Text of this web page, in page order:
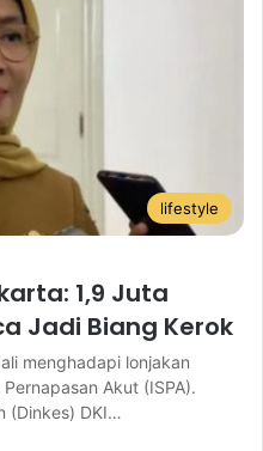
lifestyle
1,9 Juta
Jadi Biang Kerok
menghadapi lonjakan
Akut (ISPA).
(Dinkes) DKI…